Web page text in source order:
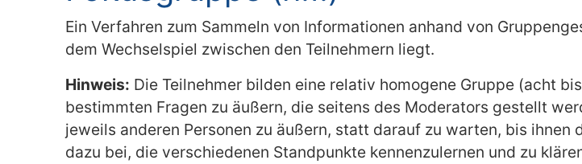
Ein Verfahren zum Sammeln von Informationen anhand von
dem Wechselspiel zwischen den Teilnehmern liegt.
Hinweis: Die Teilnehmer bilden eine relativ homogene Gruppe (acht
bestimmten Fragen zu äußern, die seitens des Moderators gestellt
jeweils anderen Personen zu äußern, statt darauf zu warten, bis
dazu bei, die verschiedenen Standpunkte kennenzulernen und zu